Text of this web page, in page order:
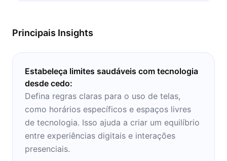
Principais Insights
Estabeleça limites saudáveis com tecnologia
desde cedo:
Defina regras claras para o uso de telas,
como horários específicos e espaços livres
de tecnologia. Isso ajuda a criar um equilíbrio
entre experiências digitais e interações
presenciais.